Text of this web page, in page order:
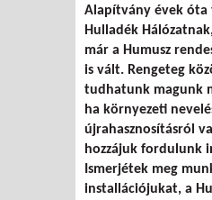
Alapítvány évek óta
Hulladék
már a Humusz
is vált. Rengeteg
tudhatunk magunk
ha környezeti
újrahasznosításról
hozzájuk fordulunk
Ismerjétek meg
installációjukat, a